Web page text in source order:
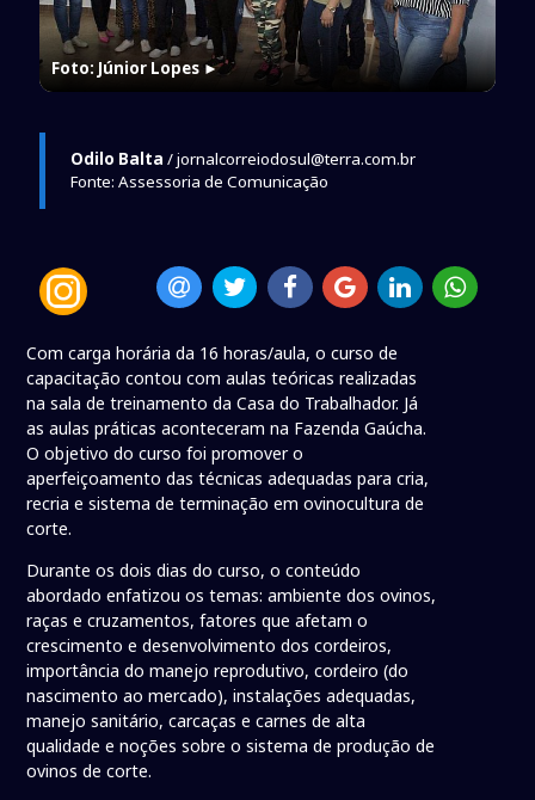
Foto: Júnior Lopes►
Odilo Balta / jornalcorreiodosul@terra.com.br
Fonte: Assessoria de Comunicação
Com carga horária da 16 horas/aula, o curso de
capacitação contou com aulas teóricas realizadas
na sala de treinamento da Casa do Trabalhador. Já
as aulas práticas aconteceram na Fazenda Gaúcha.
O objetivo do curso foi promover o
aperfeiçoamento das técnicas adequadas para cria,
recria e sistema de terminação em ovinocultura de
corte.
Durante os dois dias do curso, o conteúdo
abordado enfatizou os temas: ambiente dos ovinos,
raças e cruzamentos, fatores que afetam o
crescimento e desenvolvimento dos cordeiros,
importância do manejo reprodutivo, cordeiro (do
nascimento ao mercado), instalações adequadas,
manejo sanitário, carcaças e carnes de alta
qualidade e noções sobre o sistema de produção de
ovinos de corte.